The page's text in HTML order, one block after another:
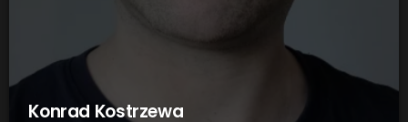
Konrad Kostrzewa